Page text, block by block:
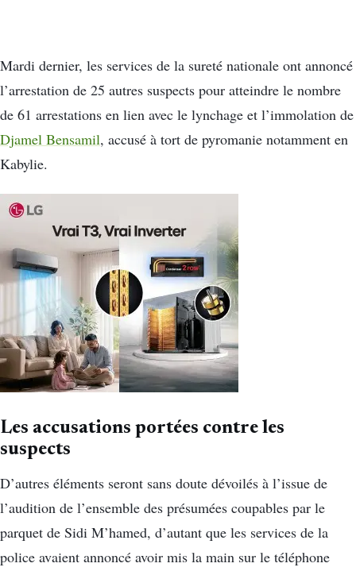
Mardi dernier, les services de la sureté nationale ont annoncé
l’arrestation de 25 autres suspects pour atteindre le nombre
de 61 arrestations en lien avec le lynchage et l’immolation de
Djamel Bensamil, accusé à tort de pyromanie notamment en
Kabylie.
Les accusations portées contre les
suspects
D’autres éléments seront sans doute dévoilés à l’issue de
l’audition de l’ensemble des présumées coupables par le
parquet de Sidi M’hamed, d’autant que les services de la
police avaient annoncé avoir mis la main sur le téléphone